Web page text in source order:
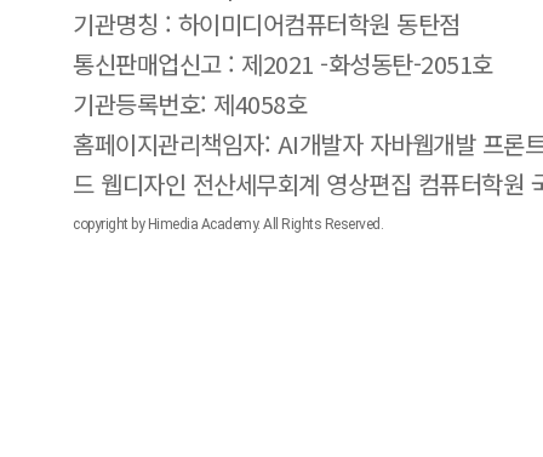
기관명칭 : 하이미디어컴퓨터학원 동탄점
통신판매업신고 : 제2021 -화성동탄-2051호
기관등록번호: 제4058호
홈페이지관리책임자: AI개발자 자바웹개발 프론
드 웹디자인 전산세무회계 영상편집 컴퓨터학원
copyright by Himedia Academy. All Rights Reserved.